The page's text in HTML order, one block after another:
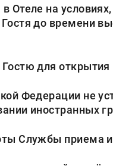
Отеле на
до времени
для открытия
Федерации не
иностранных
Службы приема